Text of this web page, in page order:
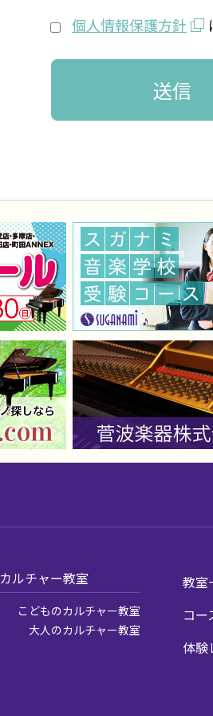
個人情報保護方針
カルチャー教室
こどものカルチャー教室
大人のカルチャー教室
教室
コー
体験